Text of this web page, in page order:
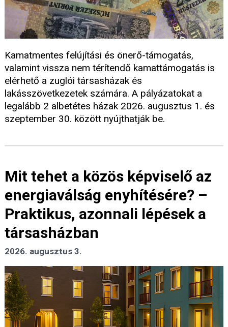
Kamatmentes felújítási és önerő-támogatás,
valamint vissza nem térítendő kamattámogatás is
elérhető a zuglói társasházak és
lakásszövetkezetek számára. A pályázatokat a
legalább 2 albetétes házak 2026. augusztus 1. és
szeptember 30. között nyújthatják be.
Mit tehet a közös képviselő az
energiaválság enyhítésére? –
Praktikus, azonnali lépések a
társasházban
2026. augusztus 3.